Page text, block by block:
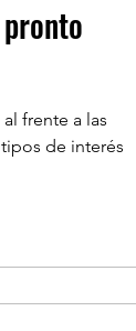
frente a las
de interés